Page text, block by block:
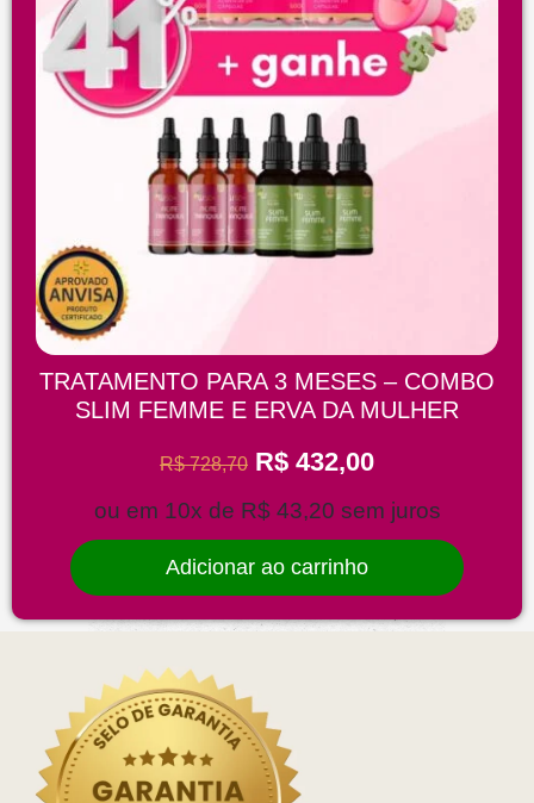
TRATAMENTO PARA 3 MESES – COMBO
SLIM FEMME E ERVA DA MULHER
R$728,70 R$ 432,00
ou em 10x de R$43,20 sem juros
Adicionar ao carrinho